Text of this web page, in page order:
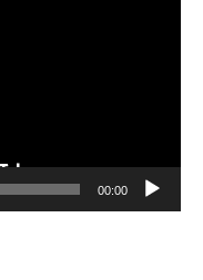
00:00